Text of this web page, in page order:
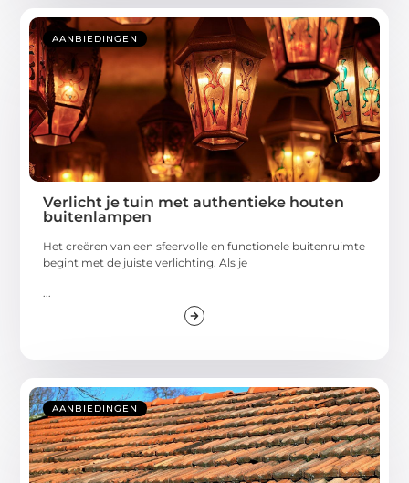
AANBIEDINGEN
Verlicht je tuin met authentieke houten
buitenlampen
Het creëren van een sfeervolle en functionele buitenruimte
begint met de juiste verlichting. Als je
AANBIEDINGEN